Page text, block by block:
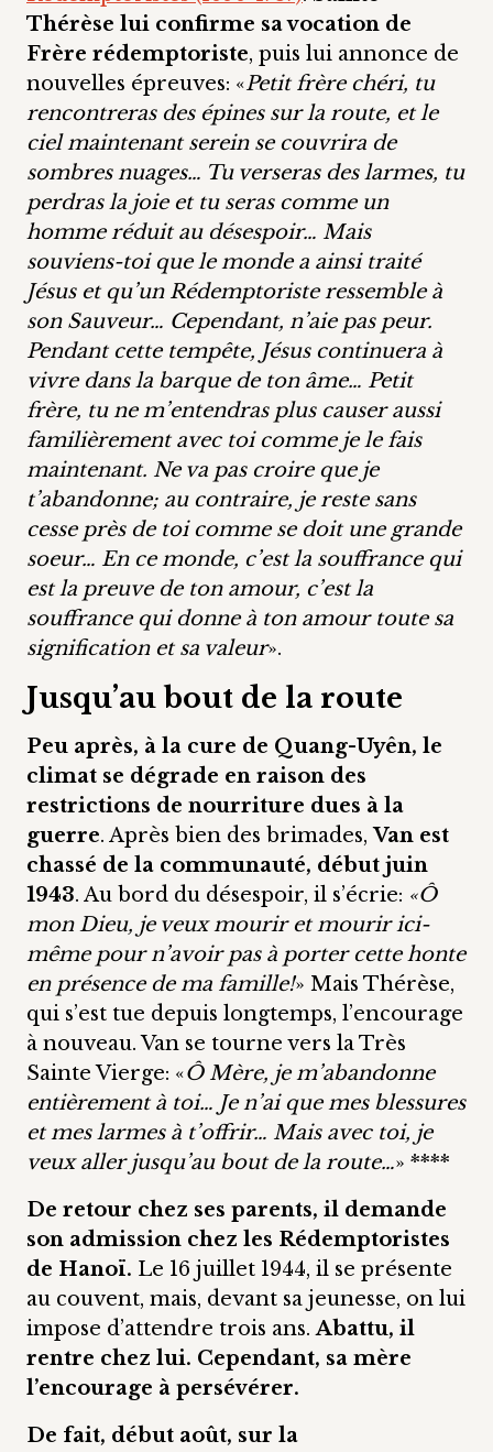
Thérèse lui confirme sa vocation de
Frère rédemptoriste, puis lui annonce de
nouvelles épreuves: «Petit frère chéri, tu
rencontreras des épines sur la route, et le
ciel maintenant serein se couvrira de
sombres nuages… Tu verseras des larmes, tu
perdras la joie et tu seras comme un
homme réduit au désespoir… Mais
souviens-toi que le monde a ainsi traité
Jésus et qu’un Rédemptoriste ressemble à
son Sauveur… Cependant, n’aie pas peur.
Pendant cette tempête, Jésus continuera à
vivre dans la barque de ton âme… Petit
frère, tu ne m’entendras plus causer aussi
familièrement avec toi comme je le fais
maintenant. Ne va pas croire que je
t’abandonne; au contraire, je reste sans
cesse près de toi comme se doit une grande
soeur… En ce monde, c’est la souffrance qui
est la preuve de ton amour, c’est la
souffrance qui donne à ton amour toute sa
signification et sa valeur».
Jusqu’au bout de la route
Peu après, à la cure de Quang-Uyên, le
climat se dégrade en raison des
restrictions de nourriture dues à la
guerre. Après bien des brimades,Van est
chassé de la communauté, début juin
1943. Au bord du désespoir, il s’écrie: «Ô
mon Dieu, je veux mourir et mourir ici-
même pour n’avoir pas à porter cette honte
en présence de ma famille!» Mais Thérèse,
qui s’est tue depuis longtemps, l’encourage
à nouveau. Van se tourne vers la Très
Sainte Vierge: «Ô Mère, je m’abandonne
entièrement à toi… Je n’ai que mes blessures
et mes larmes à t’offrir… Mais avec toi, je
veux aller jusqu’au bout de la route…» ****
De retour chez ses parents, il demande
son admission chez les Rédemptoristes
de Hanoï. Le 16 juillet 1944, il se présente
au couvent, mais, devant sa jeunesse, on lui
impose d’attendre trois ans.Abattu, il
rentre chez lui. Cependant, sa mère
l’encourage à persévérer.
De fait, début août, sur la